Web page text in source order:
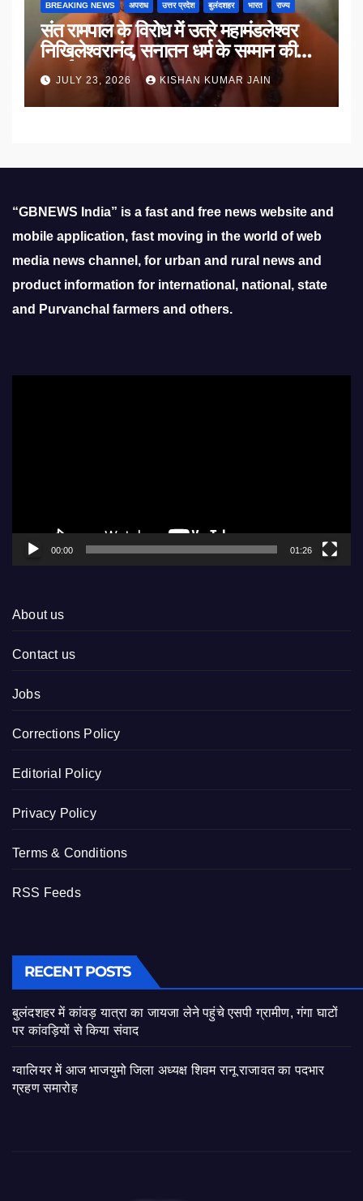
BREAKING NEWS अपराध उत्तर प्रदेश बुलंदशहर भारत राज्य
संत रामपाल के विरोध में उतरे महामंडलेश्वर
निखिलेश्वरानंद, सनातन धर्म के सम्मान की
उठाई मांग
JULY 23, 2026 KISHAN KUMAR JAIN
“GBNEWS India” is a fast and free news website and
mobile application, fast moving in the world of web
media news channel, for urban and rural news and
product information for international, national, state
and Purvanchal farmers and others.
00:00 01:26
About us
Contact us
Jobs
Corrections Policy
Editorial Policy
Privacy Policy
Terms & Conditions
RSS Feeds
RECENT POSTS
बुलंदशहर में कांवड़ यात्रा का जायजा लेने पहुंचे एसपी ग्रामीण, गंगा घाटों
पर कांवड़ियों से किया संवाद
ग्वालियर में आज भाजयुमो जिला अध्यक्ष शिवम रानू राजावत का पदभार
ग्रहण समारोह